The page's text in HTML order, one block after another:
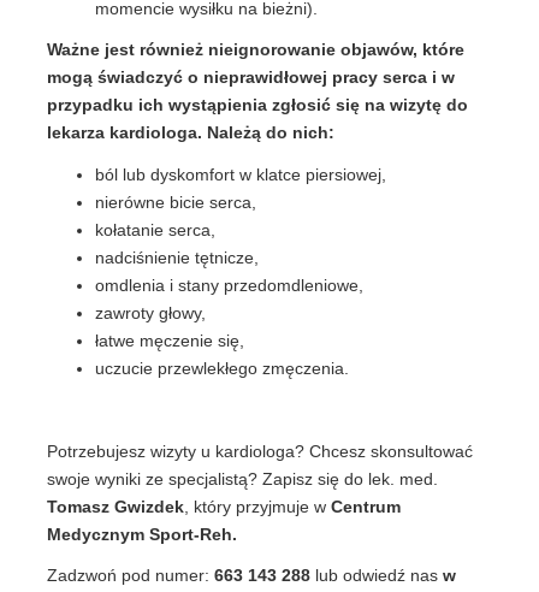
momencie wysiłku na bieżni).
Ważne jest również nieignorowanie objawów, które
mogą świadczyć o nieprawidłowej pracy serca i w
przypadku ich wystąpienia zgłosić się na wizytę do
lekarza kardiologa. Należą do nich:
ból lub dyskomfort w klatce piersiowej,
nierówne bicie serca,
kołatanie serca,
nadciśnienie tętnicze,
omdlenia i stany przedomdleniowe,
zawroty głowy,
łatwe męczenie się,
uczucie przewlekłego zmęczenia.
Potrzebujesz wizyty u kardiologa? Chcesz skonsultować
swoje wyniki ze specjalistą? Zapisz się do lek. med.
Tomasz Gwizdek , który przyjmuje w Centrum
Medycznym Sport-Reh.
Zadzwoń pod numer: 663 143 288 lub odwiedź nas w